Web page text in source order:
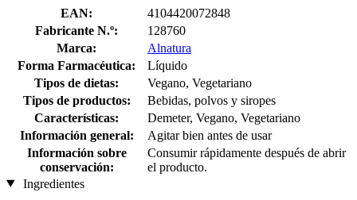
EAN:
4104420072848
Fabricante N.º:
128760
Marca:
Alnatura
Forma Farmacéutica:
Líquido
Tipos de dietas:
Vegano, Vegetariano
Tipos de productos:
Bebidas, polvos y siropes
Características:
Demeter, Vegano, Vegetariano
Información general:
Agitar bien antes de usar
Información sobre
conservación:
Consumir rápidamente después de abrir
el producto.
Ingredientes